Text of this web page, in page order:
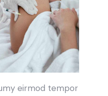
eirmod tempor